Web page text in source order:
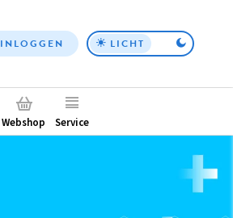
Top
INLOGGEN LICHT
Webshop Service